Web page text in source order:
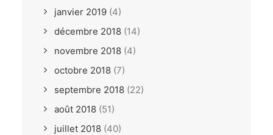
janvier 2019 (4)
décembre 2018 (14)
novembre 2018 (4)
octobre 2018 (7)
septembre 2018 (22)
août 2018 (51)
juillet 2018 (40)